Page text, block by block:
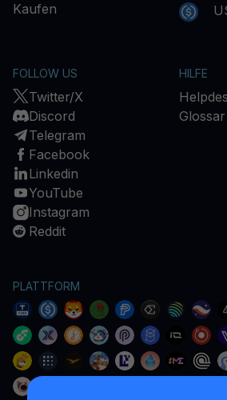
Kaufen
FOLLOW US
Twitter/X
Discord
Telegram
Facebook
Linkedin
YouTube
Instagram
Reddit
HILFE
Glossar
PLATTFORM